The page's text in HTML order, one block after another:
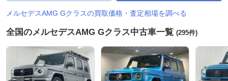
メルセデスAMG Gクラスの買取価格・査定相場を調べる
全国のメルセデスAMG Gクラス中古車一覧 (295件)